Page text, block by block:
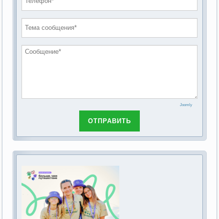
обсуждению Федерального закона Российской
основах социального обслуживания граждан в
2019 год
2018 год
Joomly
ОТПРАВИТЬ